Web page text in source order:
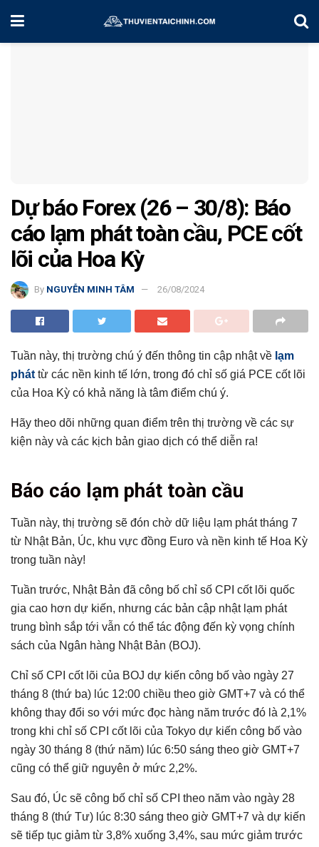
Home Chiến Lược Đầu Tư
Dự báo Forex (26 – 30/8): Báo
cáo lạm phát toàn cầu, PCE cốt
lõi của Hoa Kỳ
By NGUYỄN MINH TÂM 26/08/2024
Tuần này, thị trường chú ý đến thông tin cập nhật về lạm
phát từ các nền kinh tế lớn, trong đó chỉ số giá PCE cốt lõi
của Hoa Kỳ có khả năng là tâm điểm chú ý.
Hãy theo dõi những quan điểm trên thị trường về các sự
kiện này và các kịch bản giao dịch có thể diễn ra!
Báo cáo lạm phát toàn cầu
GDP sơ bộ của Hoa Kỳ
Các báo cáo liên quan đến người tiêu dùng
Có thể bạn chưa biết
Báo cáo lạm phát toàn cầu
Tuần này, thị trường sẽ đón chờ dữ liệu lạm phát tháng 7
từ Nhật Bản, Úc, khu vực đồng Euro và nền kinh tế Hoa Kỳ
trong tuần này!
Tuần trước, Nhật Bản đã công bố chỉ số CPI cốt lõi quốc
gia cao hơn dự kiến, nhưng các bản cập nhật lạm phát
trung bình sắp tới vẫn có thể tác động đến kỳ vọng chính
sách của Ngân hàng Nhật Bản (BOJ).
Chỉ số CPI cốt lõi của BOJ dự kiến ​​công bố vào ngày 27
tháng 8 (thứ ba) lúc 12:00 chiều theo giờ GMT+7 và có thể
không thay đổi so với mức đọc hàng năm trước đó là 2,1%
trong khi chỉ số CPI cốt lõi của Tokyo dự kiến ​​công bố vào
ngày 30 tháng 8 (thứ năm) lúc 6:50 sáng theo giờ GMT+7
cũng có thể giữ nguyên ở mức 2,2%.
Sau đó, Úc sẽ công bố chỉ số CPI theo năm vào ngày 28
tháng 8 (thứ Tư) lúc 8:30 sáng theo giờ GMT+7 và dự kiến ​​
sẽ tiếp tục giảm từ 3,8% xuống 3,4%, sau mức giảm trước